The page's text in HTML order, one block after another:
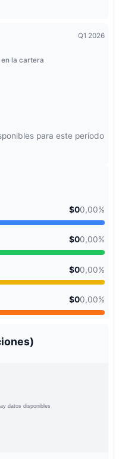
Q1 2026
en la cartera
para este período
$00,00%
$00,00%
$00,00%
$00,00%